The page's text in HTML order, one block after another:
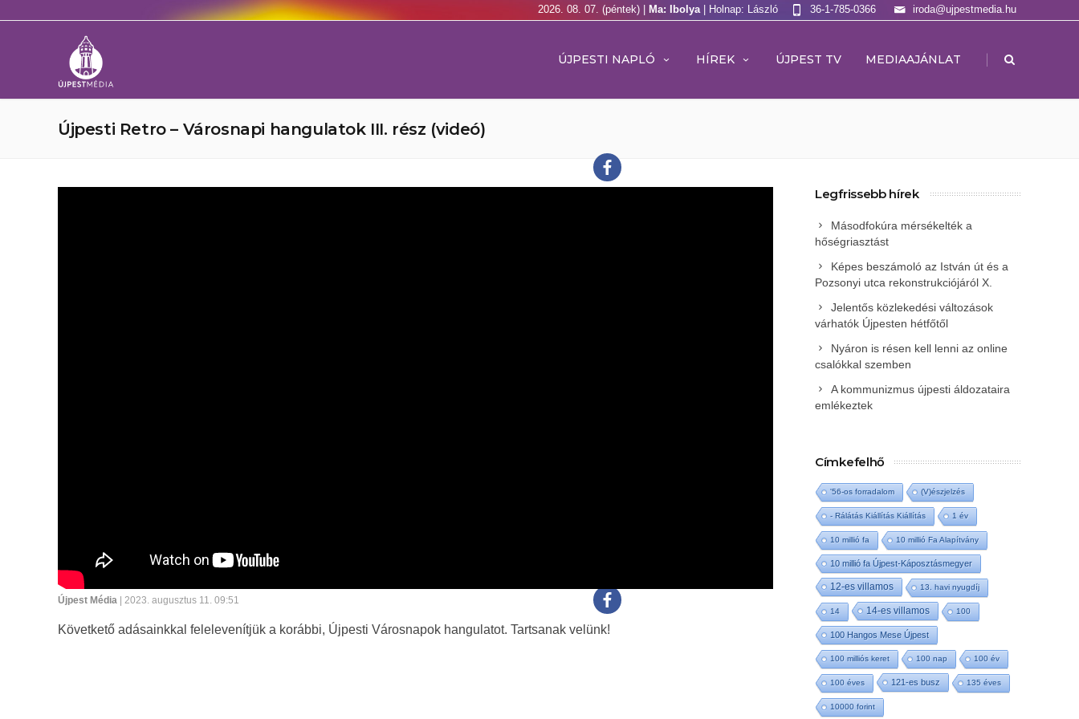
2026. 08. 07. (péntek) | Ma: Ibolya | Holnap: László iroda@ujpestmedia.hu
36-1-785-0366
ÚJPESTI NAPLÓ HÍREK ÚJPEST TV MEDIAAJÁNLAT |
Újpesti Retro – Városnapi hangulatok III. rész (videó)
Újpest Média | 2023. augusztus 11. 09:51
Követkető adásainkkal felelevenítjük a korábbi, Újpesti Városnapok hangulatot. Tartsanak velünk!
Legfrissebb hírek
Másodfokúra mérsékelték a
hőségriasztást
Képes beszámoló az István út és a
Pozsonyi utca rekonstrukciójáról X.
Jelentős közlekedési változások
várhatók Újpesten hétfőtől
Nyáron is résen kell lenni az online
csalókkal szemben
A kommunizmus újpesti áldozataira
emlékeztek
Címkefelhő
'56-os forradalom (V)észjelzés
- Rálátás Kiállítás Kiállítás 1 év
10 millió fa 10 millió Fa Alapítvány
10 millió fa Újpest-Káposztásmegyer
12-es villamos 13. havi nyugdíj
14 14-es villamos 100
100 Hangos Mese Újpest
100 milliós keret 100 nap 100 év
100 éves 121-es busz 135 éves
10000 forint